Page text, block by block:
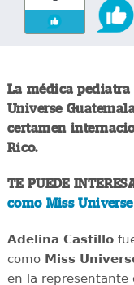
La médica
Universe
certamen
Rico.
TE PUEDE
como Miss
Adelina Castillo
como Miss
en la representante